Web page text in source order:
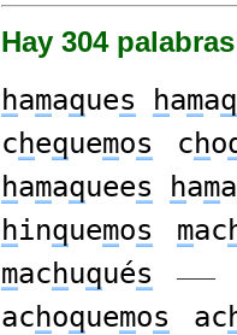
Hay 304
hamaques hamaq
chequemos cho
hamaquees hama
hinquemos mac
machuqués ——
achoquemos ac